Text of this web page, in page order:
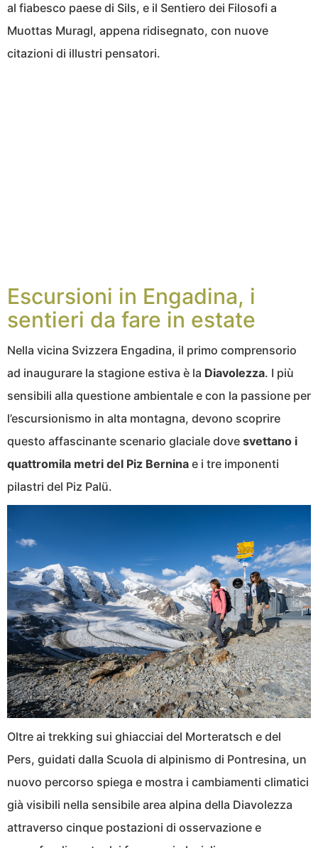
al fiabesco paese di Sils, e il Sentiero dei Filosofi a
Muottas Muragl, appena ridisegnato, con nuove
citazioni di illustri pensatori.
Escursioni in Engadina, i
sentieri da fare in estate
Nella vicina Svizzera Engadina, il primo comprensorio
ad inaugurare la stagione estiva è la Diavolezza. I più
sensibili alla questione ambientale e con la passione per
l’escursionismo in alta montagna, devono scoprire
questo affascinante scenario glaciale dove svettano i
quattromila metri del Piz Bernina e i tre imponenti
pilastri del Piz Palü.
Oltre ai trekking sui ghiacciai del Morteratsch e del
Pers, guidati dalla Scuola di alpinismo di Pontresina, un
nuovo percorso spiega e mostra i cambiamenti climatici
già visibili nella sensibile area alpina della Diavolezza
attraverso cinque postazioni di osservazione e